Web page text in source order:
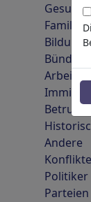
Familie
Bildung
Bündnisse
Arbeit &
Betrug
Andere
Politiker
Parteien